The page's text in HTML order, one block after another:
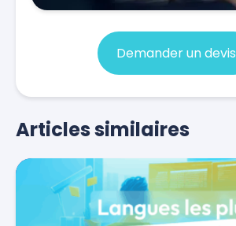
Demander un devis
Articles similaires